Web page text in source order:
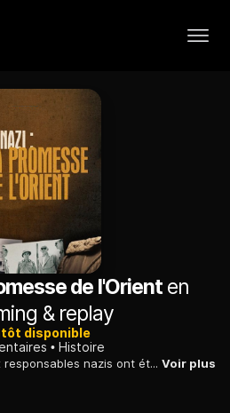
de l'Orienten
& replay
disponible
Histoire
Après-guerre, de nombreux responsables nazis ont été accueillis par les régimes du Moyen-Orient, échappant grâce à eux à la justice internationale. Voir plus